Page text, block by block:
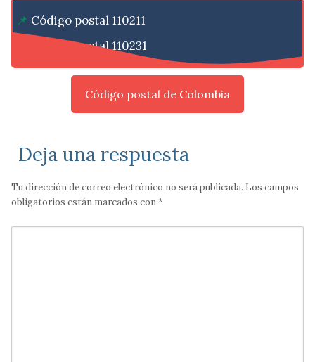
Código postal 110211
Código postal 110231
Código postal de Colombia
Deja una respuesta
Tu dirección de correo electrónico no será publicada. Los campos
obligatorios están marcados con*